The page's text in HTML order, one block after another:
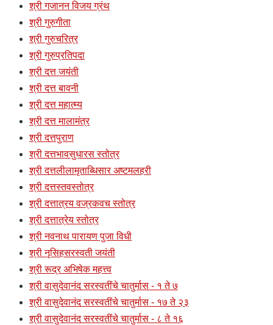
श्री गजानन विजय ग्रंथ
श्री गुरुगीता
श्री गुरुचरित्र
श्री गुरुप्रतिपदा
श्री दत्त जयंती
श्री दत्त बावनी
श्री दत्त महात्म्य
श्री दत्त मालामंत्र
श्री दत्तपुराण
श्री दत्तभावसुधारस स्तोत्र
श्री दत्तलीलामृताब्धिसार अष्टमलहरी
श्री दत्तस्तवस्तोत्र
श्री दत्तात्रय वज्रकवच स्तोत्र
श्री दत्तात्रेय स्तोत्र
श्री नवनाथ पारायण पुजा विधी
श्री नृसिहसरस्वती जयंती
श्री रूद्र अभिषेक महत्त्व
श्री वासुदेवानंद सरस्वतींचे चातुर्मास - १ ते ७
श्री वासुदेवानंद सरस्वतींचे चातुर्मास - १७ ते २३
श्री वासुदेवानंद सरस्वतींचे चातुर्मास - ८ ते १६